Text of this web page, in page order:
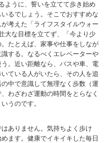
ように、誓いを立てて歩き始め
るでしょう。そこでおすすめな
考えた「ライフスタイルウォー
大な目標を立てず、「今より少
たとえば、家事や仕事をしなが
する。なるべくエレベーターや
。近い距離なら、バスや車、電
ている人がいたら、その人を追
中で意識して無理なく歩数（運
わざわざ運動の時間をとらなく
うのです。
ありません。気持ちよく歩け
ます。健康でイキイキした毎日